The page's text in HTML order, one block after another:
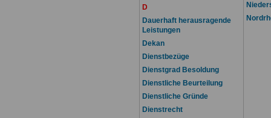
D
Dauerhaft herausragende
Leistungen
Dekan
Dienstbezüge
Dienstgrad Besoldung
Dienstliche Beurteilung
Dienstliche Gründe
Dienstrecht